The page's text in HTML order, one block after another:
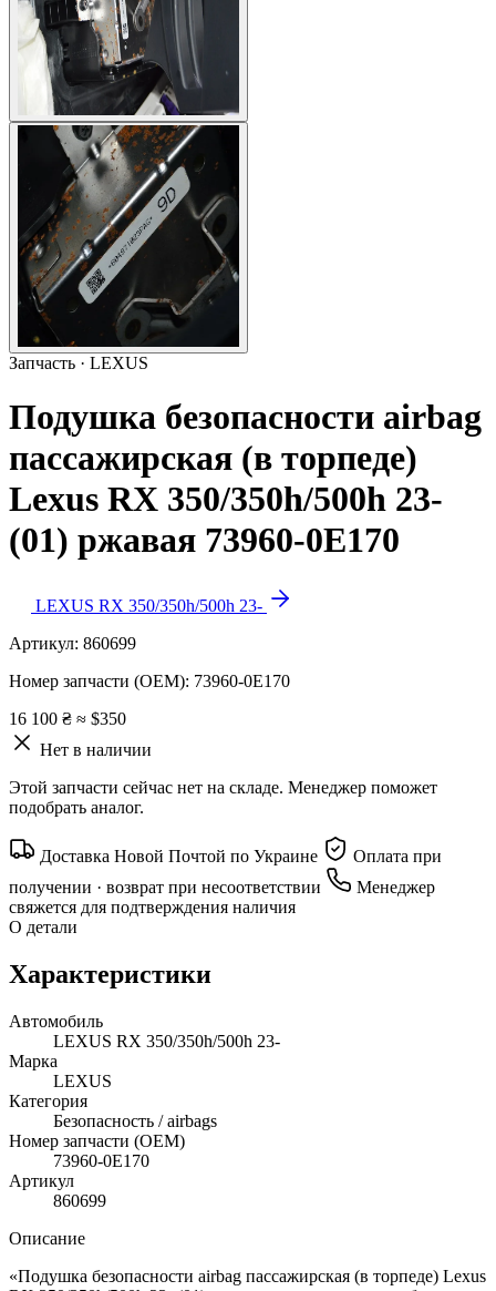
Запчасть · LEXUS
Подушка безопасности airbag
пассажирская (в торпеде)
Lexus RX 350/350h/500h 23-
(01) ржавая 73960-0E170
LEXUS RX 350/350h/500h 23-
Артикул: 860699
Номер запчасти (OEM): 73960-0E170
16 100 ₴ ≈ $350
Нет в наличии
Этой запчасти сейчас нет на складе. Менеджер поможет
подобрать аналог.
Доставка Новой Почтой по Украине
Оплата при
получении · возврат при несоответствии
Менеджер
свяжется для подтверждения наличия
О детали
Характеристики
Автомобиль
LEXUS RX 350/350h/500h 23-
Марка
LEXUS
Категория
Безопасность / airbags
Номер запчасти (OEM)
73960-0E170
Артикул
860699
Описание
«Подушка безопасности airbag пассажирская (в торпеде) Lexus